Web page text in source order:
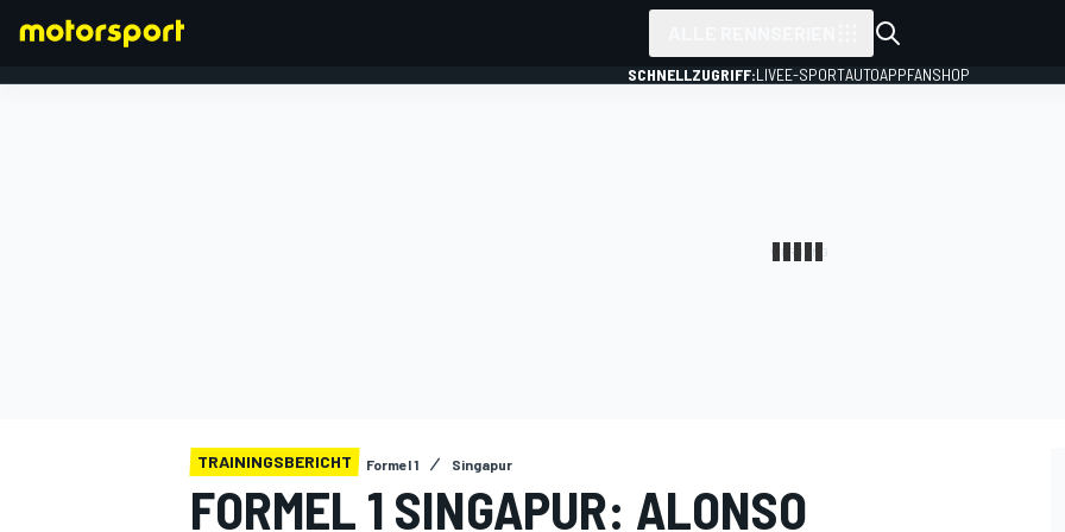
SCHNELLZUGRIFF:LIVEE-SPORTAUTOAPPFANSHOP
TRAININGSBERICHT Formel 1 Singapur
FORMEL 1 SINGAPUR: ALONSO